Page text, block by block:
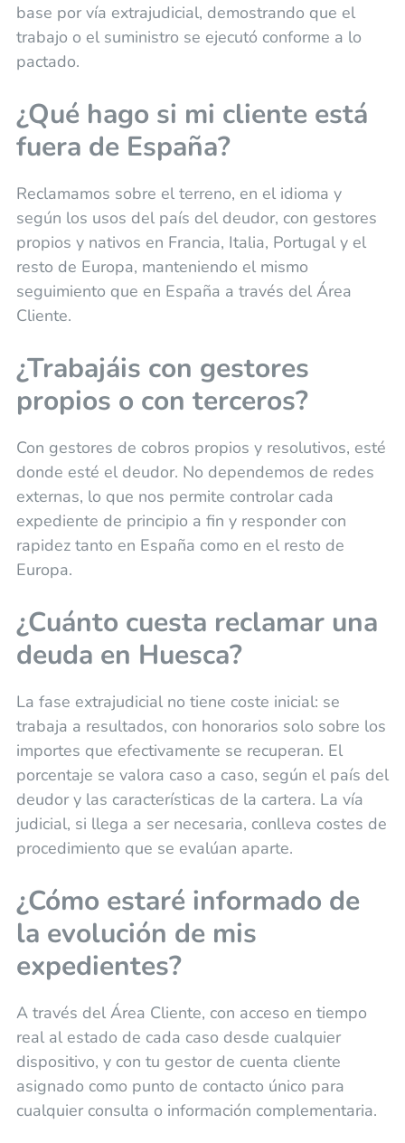
base por vía extrajudicial, demostrando que el
trabajo o el suministro se ejecutó conforme a lo
pactado.
¿Qué hago si mi cliente está
fuera de España?
Reclamamos sobre el terreno, en el idioma y
según los usos del país del deudor, con gestores
propios y nativos en Francia, Italia, Portugal y el
resto de Europa, manteniendo el mismo
seguimiento que en España a través del Área
Cliente.
¿Trabajáis con gestores
propios o con terceros?
Con gestores de cobros propios y resolutivos, esté
donde esté el deudor. No dependemos de redes
externas, lo que nos permite controlar cada
expediente de principio a fin y responder con
rapidez tanto en España como en el resto de
Europa.
¿Cuánto cuesta reclamar una
deuda en Huesca?
La fase extrajudicial no tiene coste inicial: se
trabaja a resultados, con honorarios solo sobre los
importes que efectivamente se recuperan. El
porcentaje se valora caso a caso, según el país del
deudor y las características de la cartera. La vía
judicial, si llega a ser necesaria, conlleva costes de
procedimiento que se evalúan aparte.
¿Cómo estaré informado de
la evolución de mis
expedientes?
A través del Área Cliente, con acceso en tiempo
real al estado de cada caso desde cualquier
dispositivo, y con tu gestor de cuenta cliente
asignado como punto de contacto único para
cualquier consulta o información complementaria.